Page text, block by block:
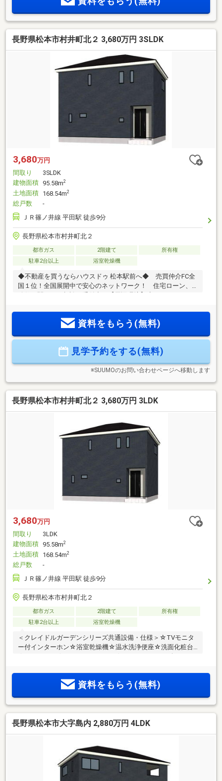
長野県松本市村井町北２ 3,680万円 3SLDK
3,680万円
間取り
3SLDK
建物面積 95.58m2
土地面積 168.54m2
総戸数
-
ＪＲ篠ノ井線 平田駅 徒歩9分
長野県松本市村井町北２
都市ガス 2階建て
所有権
駐車2台以上
浴室乾燥機
◆不動産を買うならハウスドゥ 松本駅前へ◆ 売買仲介FC全
国１位！全国展開中で安心のネットワーク！ 住宅ローン、
(約680m)◆松本南郵便局／徒歩10分(約740m)◆デリシア 寿
豊丘店／徒歩12分(約930m)◆ダイレックス 平田店／徒歩10
ちらまで ハウスドゥ松本駅前 【 TEL ： 0263-31-3517 】
資料をもらう(無料)
見学予約をする(無料)
※SUUMOのお問い合わせページへ移動します
長野県松本市村井町北２ 3,680万円 3LDK
3,680万円
間取り
3LDK
建物面積 95.58m2
土地面積 168.54m2
総戸数
-
ＪＲ篠ノ井線 平田駅 徒歩9分
長野県松本市村井町北２
都市ガス 2階建て
所有権
駐車2台以上
浴室乾燥機
＜クレイドルガーデンシリーズ共通設備・仕様＞☆TVモニタ
ー付インターホン☆浴室乾燥機☆温水洗浄便座☆洗面化粧台
☆ペアガラス☆システムキッチン☆ユニットバス（1坪タイ
覧いただきありがとうございます♪弊社では、ご希望条件をヒ
アリングさせていただき、いくつかの物件をまとめてご案内
内が可能です。是非ご相談ください！
資料をもらう(無料)
長野県松本市大字島内 2,880万円 4LDK